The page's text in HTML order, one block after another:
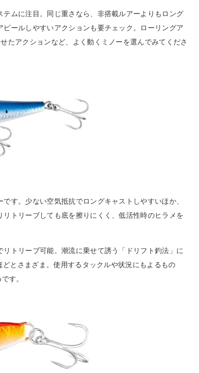
ムに注目。同じ重さなら、非搭載ルアーよりもロング
ールしやすいアクションも要チェック。ローリングア
たアクションなど、よく動くミノーを選んでみてくださ
す。少ない空気抵抗でロングキャストしやすいほか、
トリーブしても底を擦りにくく、低活性時のヒラメを
トリーブ可能。潮流に乗せて誘う「ドリフト釣法」に
とさまざま。使用するタックルや状況にもよるもの
す。